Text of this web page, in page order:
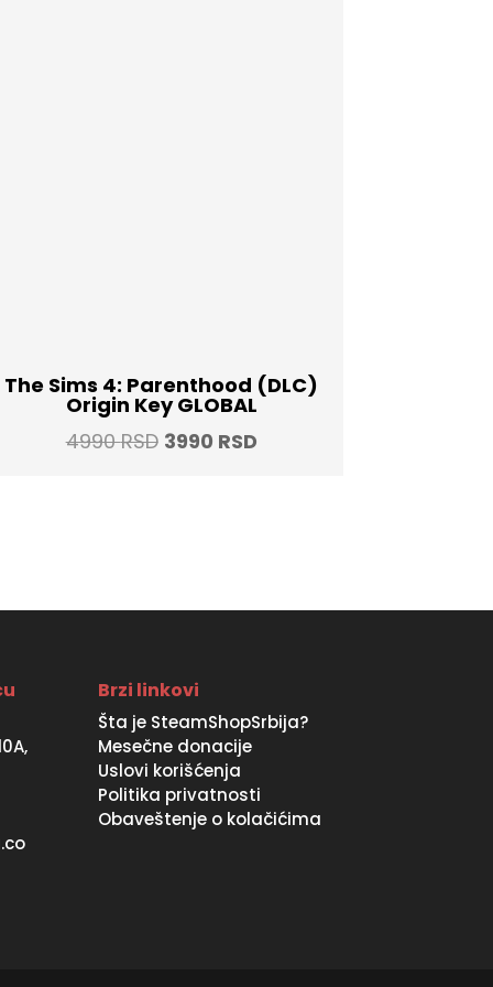
The Sims 4: Parenthood (DLC)
Origin Key GLOBAL
4990RSD Original
3990 RSDCurrent
Brzi linkovi
Šta je SteamShopSrbija?
Mesečne donacije
Uslovi korišćenja
Politika privatnosti
Obaveštenje o kolačićima